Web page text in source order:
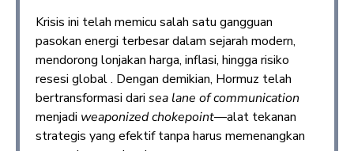
Krisis ini telah memicu salah satu gangguan
pasokan energi terbesar dalam sejarah modern,
mendorong lonjakan harga, inflasi, hingga risiko
resesi global . Dengan demikian, Hormuz telah
bertransformasi dari sea lane of communication
menjadi weaponized chokepoint—alat tekanan
strategis yang efektif tanpa harus memenangkan